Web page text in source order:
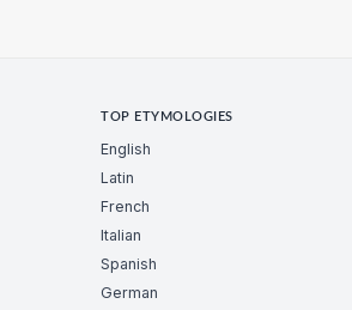
TOP ETYMOLOGIES
English
Latin
French
Italian
Spanish
German